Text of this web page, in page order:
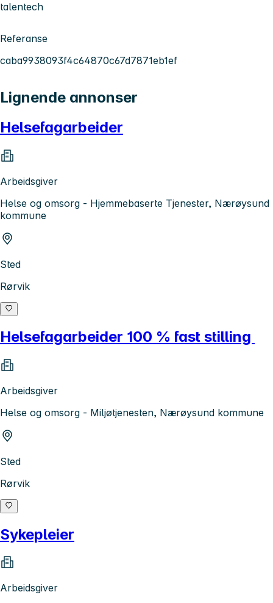
talentech
Referanse
caba9938093f4c64870c67d7871eb1ef
Lignende annonser
Helsefagarbeider
Arbeidsgiver
Helse og omsorg - Hjemmebaserte Tjenester, Nærøysund
kommune
Sted
Rørvik
Helsefagarbeider 100 % fast stilling
Arbeidsgiver
Helse og omsorg - Miljøtjenesten, Nærøysund kommune
Sted
Rørvik
Sykepleier
Arbeidsgiver